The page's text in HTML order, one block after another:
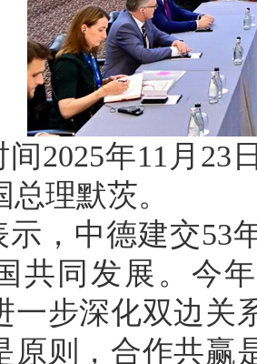
间2025年11月23
理默茨。
示，中德建交53
共同发展。今
一步深化双边关
原则，合作共赢